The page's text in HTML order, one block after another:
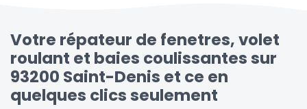
Votre répateur de fenetres, volet
roulant et baies coulissantes sur
93200 Saint-Denis et ce en
quelques clics seulement